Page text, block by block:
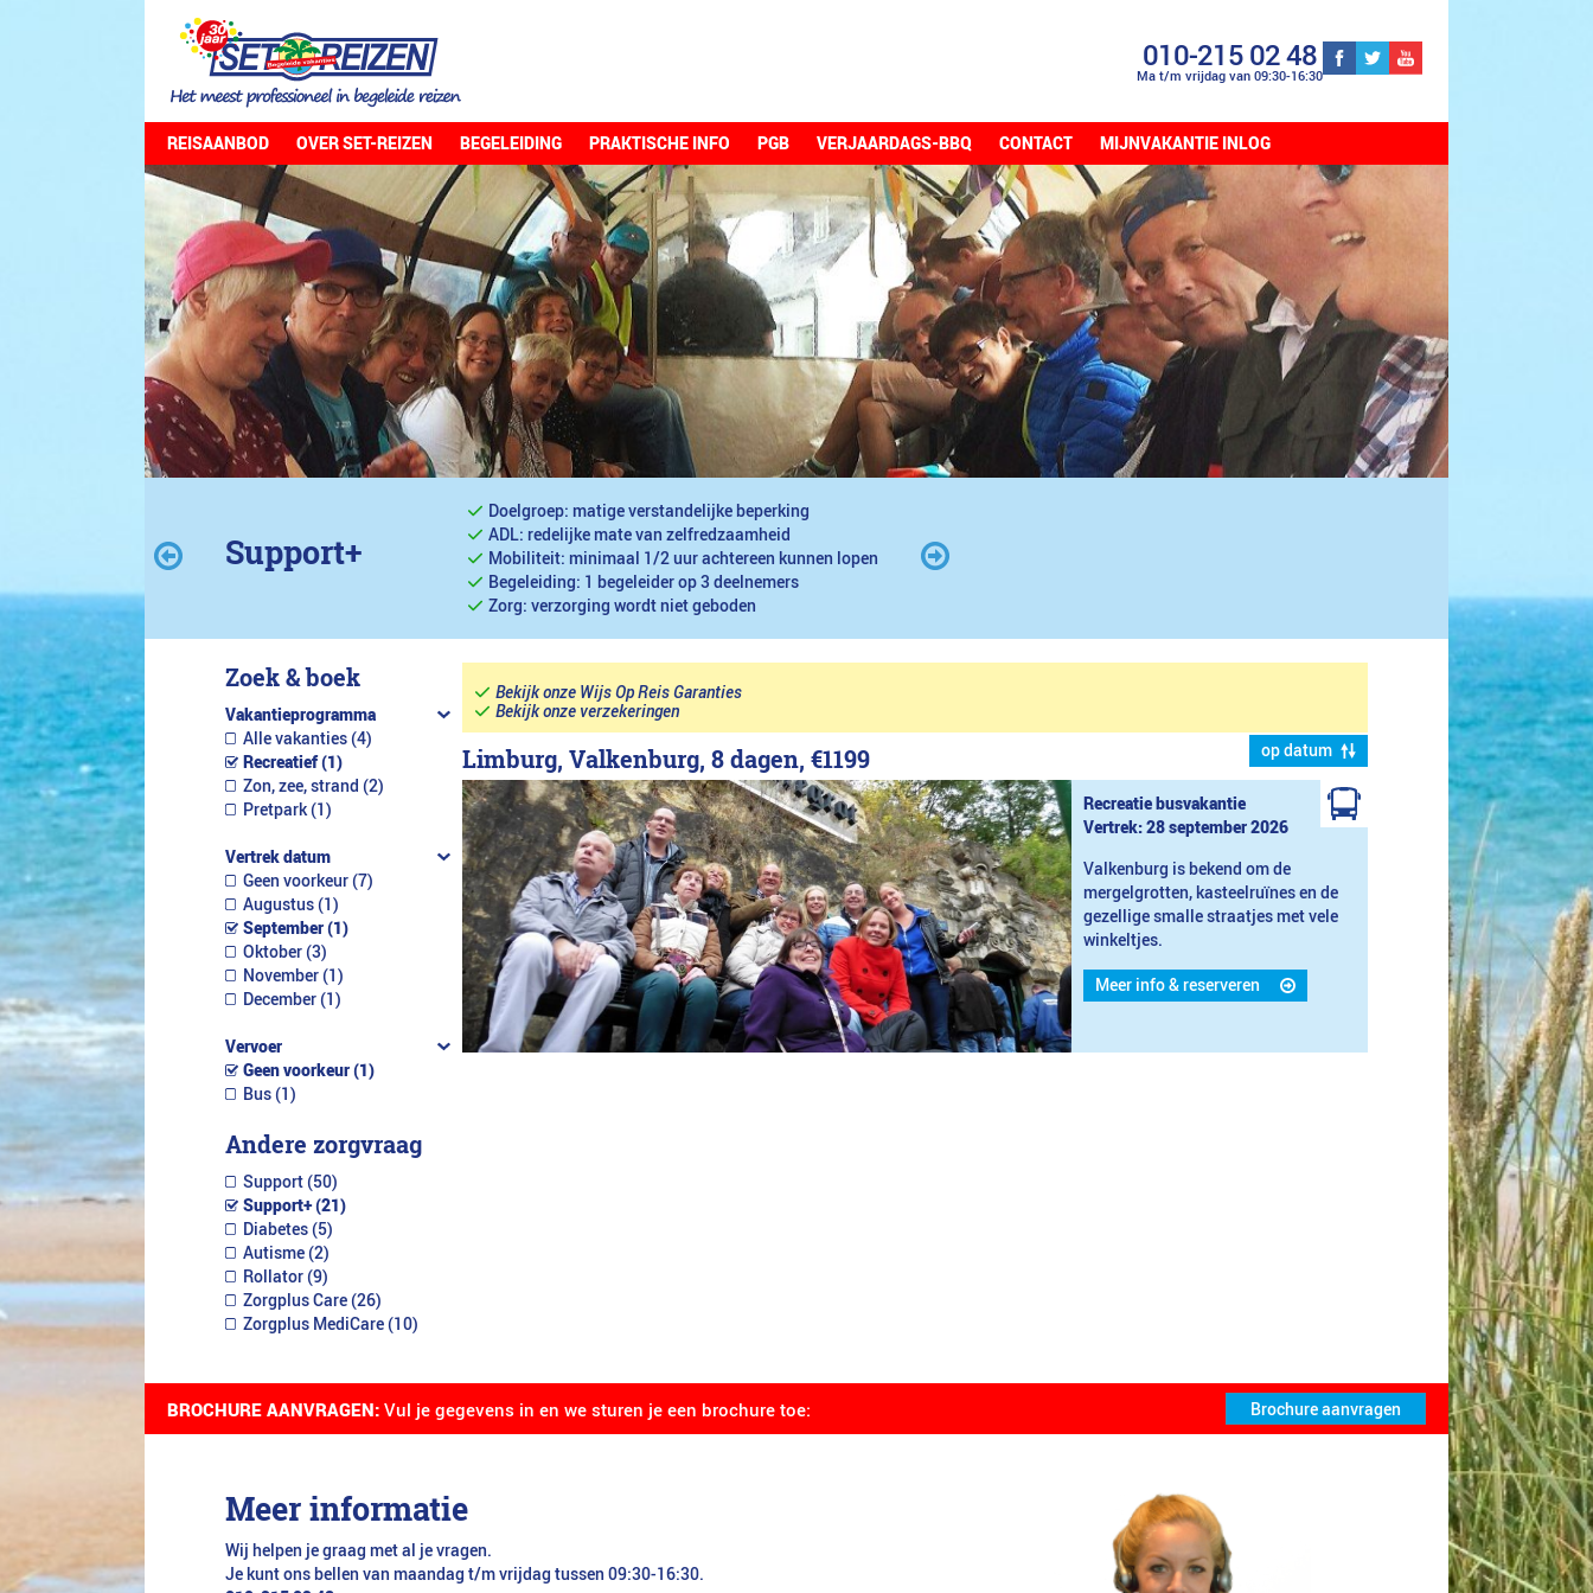
010-215 02 48
Ma t/m vrijdag van 09:30-16:30
REISAANBOD OVER SET-REIZEN BEGELEIDING PRAKTISCHE INFO PGB VERJAARDAGS-BBQ CONTACT MIJNVAKANTIE INLOG
Support+
Doelgroep: matige verstandelijke beperking
ADL: redelijke mate van zelfredzaamheid
Mobiliteit: minimaal 1/2 uur achtereen kunnen lopen
Begeleiding: 1 begeleider op 3 deelnemers
Zorg: verzorging wordt niet geboden
Zoek & boek
Vakantieprogramma
Alle vakanties (4)
Recreatief (1)
Zon, zee, strand (2)
Pretpark (1)
Vertrek datum
Geen voorkeur (7)
Augustus (1)
September (1)
Oktober (3)
November (1)
December (1)
Vervoer
Geen voorkeur (1)
Bus (1)
Andere zorgvraag
Support (50)
Support+ (21)
Diabetes (5)
Autisme (2)
Rollator (9)
Zorgplus Care (26)
Zorgplus MediCare (10)
Bekijk onze Wijs Op Reis Garanties
Bekijk onze verzekeringen
op datum
Limburg, Valkenburg, 8 dagen, €1199
Recreatie busvakantie
Vertrek: 28 september 2026
Valkenburg is bekend om de
mergelgrotten, kasteelruïnes en de
gezellige smalle straatjes met vele
winkeltjes.
Meer info & reserveren
BROCHURE AANVRAGEN: Vul je gegevens in en we sturen je een brochure toe:
Meer informatie
Wij helpen je graag met al je vragen.
Je kunt ons bellen van maandag t/m vrijdag tussen 09:30-16:30.